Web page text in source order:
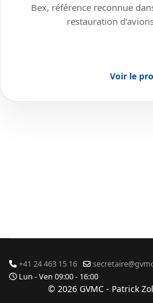
Bex, référence reconnue
restauration
Voir le
+41 24 463 15 16
Lun - Ven 09:00 - 16:00
© 2026 GVMC - Patrick